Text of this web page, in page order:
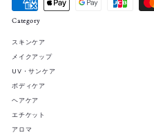
Category
スキンケア
メイクアップ
UV・サンケア
ボディケア
ヘアケア
エチケット
アロマ